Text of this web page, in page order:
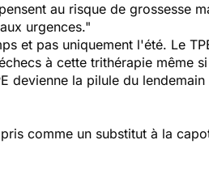
au risque de grossesse
urgences."
et pas uniquement l'été. Le
à cette trithérapie même
devienne la pilule du
comme un substitut à la